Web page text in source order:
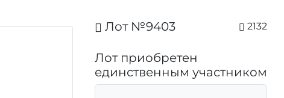
Лот №9403 2132
Лот приобретен
единственным участником